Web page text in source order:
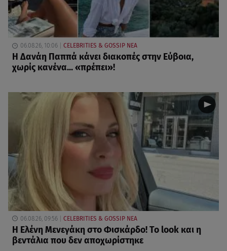
06.08.26, 10:06 CELEBRITIES & GOSSIP ΝΕΑ
Η Δανάη Παππά κάνει διακοπές στην Εύβοια,
χωρίς κανένα... «πρέπει»!
06.08.26, 09:56 CELEBRITIES & GOSSIP ΝΕΑ
Η Ελένη Μενεγάκη στο Φισκάρδο! Το look και η
βεντάλια που δεν αποχωρίστηκε